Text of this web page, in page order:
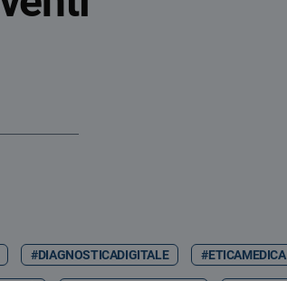
#DIAGNOSTICADIGITALE #ETICAMEDICA